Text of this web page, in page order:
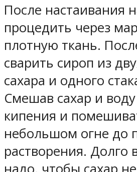
После настаивания
процедить через
плотную ткань.
сварить сироп из
сахара и одного
Смешав сахар и
кипения и
небольшом огне до
растворения. Долго